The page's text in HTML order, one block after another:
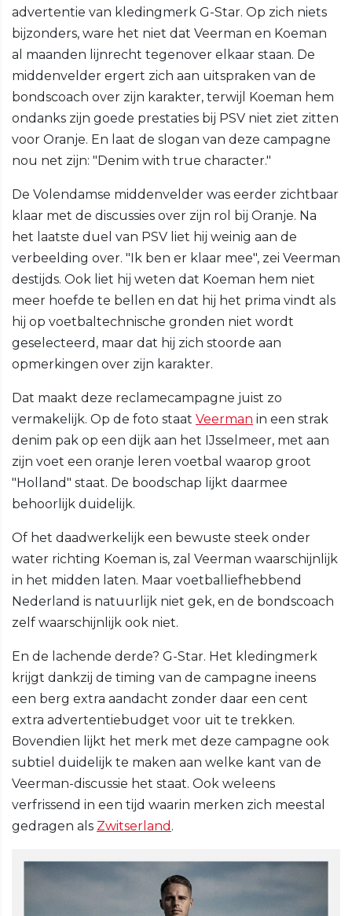
advertentie van kledingmerk G-Star. Op zich niets
bijzonders, ware het niet dat Veerman en Koeman
al maanden lijnrecht tegenover elkaar staan. De
middenvelder ergert zich aan uitspraken van de
bondscoach over zijn karakter, terwijl Koeman hem
ondanks zijn goede prestaties bij PSV niet ziet zitten
voor Oranje. En laat de slogan van deze campagne
nou net zijn: "Denim with true character."
De Volendamse middenvelder was eerder zichtbaar
klaar met de discussies over zijn rol bij Oranje. Na
het laatste duel van PSV liet hij weinig aan de
verbeelding over. "Ik ben er klaar mee", zei Veerman
destijds. Ook liet hij weten dat Koeman hem niet
meer hoefde te bellen en dat hij het prima vindt als
hij op voetbaltechnische gronden niet wordt
geselecteerd, maar dat hij zich stoorde aan
opmerkingen over zijn karakter.
Dat maakt deze reclamecampagne juist zo
vermakelijk. Op de foto staat Veerman in een strak
denim pak op een dijk aan het IJsselmeer, met aan
zijn voet een oranje leren voetbal waarop groot
"Holland" staat. De boodschap lijkt daarmee
behoorlijk duidelijk.
Of het daadwerkelijk een bewuste steek onder
water richting Koeman is, zal Veerman waarschijnlijk
in het midden laten. Maar voetballiefhebbend
Nederland is natuurlijk niet gek, en de bondscoach
zelf waarschijnlijk ook niet.
En de lachende derde? G-Star. Het kledingmerk
krijgt dankzij de timing van de campagne ineens
een berg extra aandacht zonder daar een cent
extra advertentiebudget voor uit te trekken.
Bovendien lijkt het merk met deze campagne ook
subtiel duidelijk te maken aan welke kant van de
Veerman-discussie het staat. Ook weleens
verfrissend in een tijd waarin merken zich meestal
gedragen als Zwitserland .